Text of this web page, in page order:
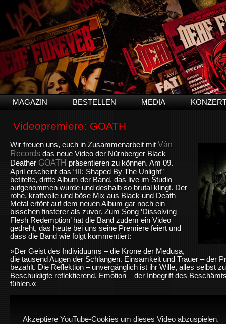
MAGAZIN BESTELLEN MEDIA
Videopremiere: GOATH
Wir freuen uns, euch in Zusammenarbeit mit Ván
Records das neue Video der Nürnberger Black
Deather GOATH präsentieren zu können. Am 09.
April erscheint das “III: Shaped By The Unlight”
betitelte, dritte Album der Band, das live im Studio
aufgenommen wurde und deshalb so brutal klingt. Der
rohe, kraftvolle und böse Mix aus Black und Death
Metal ertönt auf dem neuen Album gar noch ein
bisschen finsterer als zuvor. Zum Song ‘Dissolving
Flesh Redemption’ hat die Band zudem ein Video
gedreht, das heute bei uns seine Premiere feiert und
dass die Band wie folgt kommentiert:
»Der Geist des Individuums – die Krone der Medusa,
die tausend Augen der Schlangen. Einsamkeit und Trauer – der
bezahlt. Die Reflektion – unvergänglich ist ihr Wille, alles selbst
Beschuldigte reflektierend. Emotion – der Inbegriff des
fühlen.«
Akzeptiere YouTube-Cookies um dieses Video abzuspielen.